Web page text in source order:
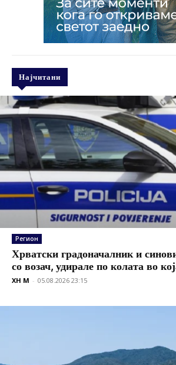
Најчитани
Регион
Хрватски градоначалник и
со возач, удирале по колата во
XH M - 05.08.2026 23:15